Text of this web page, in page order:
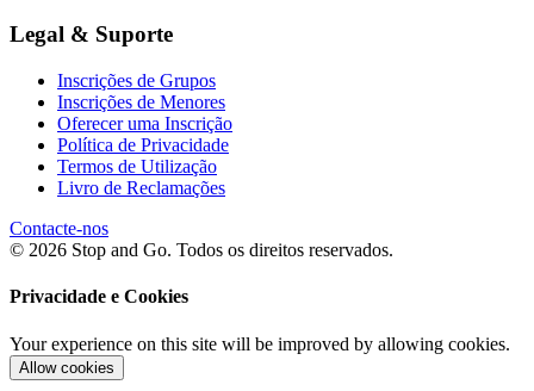
Legal & Suporte
Inscrições de Grupos
Inscrições de Menores
Oferecer uma Inscrição
Política de Privacidade
Termos de Utilização
Livro de Reclamações
Contacte-nos
© 2026 Stop and Go. Todos os direitos reservados.
Privacidade e Cookies
Your experience on this site will be improved by allowing cookies.
Allow cookies